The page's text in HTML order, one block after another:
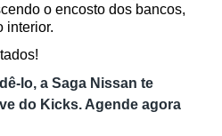
o encosto dos bancos,
interior.
lo, a Saga Nissan te
do Kicks. Agende agora